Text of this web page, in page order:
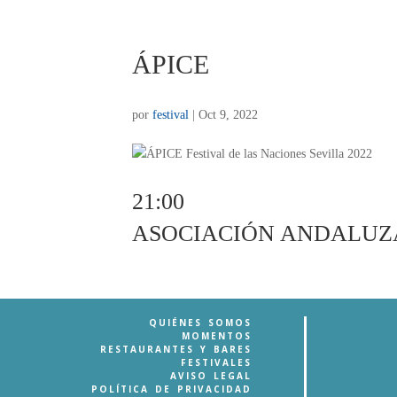
ÁPICE
porfestival |Oct 9, 2022
21:00
ASOCIACIÓN
QUIÉNES SOMOS
MOMENTOS
RESTAURANTES Y BARES
FESTIVALES
AVISO LEGAL
POLÍTICA DE PRIVACIDAD